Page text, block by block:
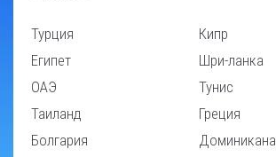
Турция
Египет
ОАЭ
Таиланд
Болгария
Кипр
Шри-ланка
Тунис
Греция
Доминикана